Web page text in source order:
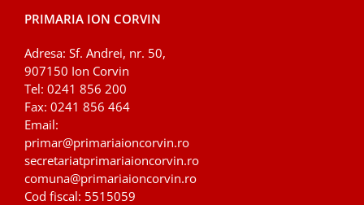
PRIMARIA ION CORVIN
Adresa: Sf. Andrei, nr. 50,
907150 Ion Corvin
Tel: 0241 856 200
Fax: 0241 856 464
Email:
primar@primariaioncorvin.ro
secretariatprimariaioncorvin.ro
comuna@primariaioncorvin.ro
Cod fiscal: 5515059